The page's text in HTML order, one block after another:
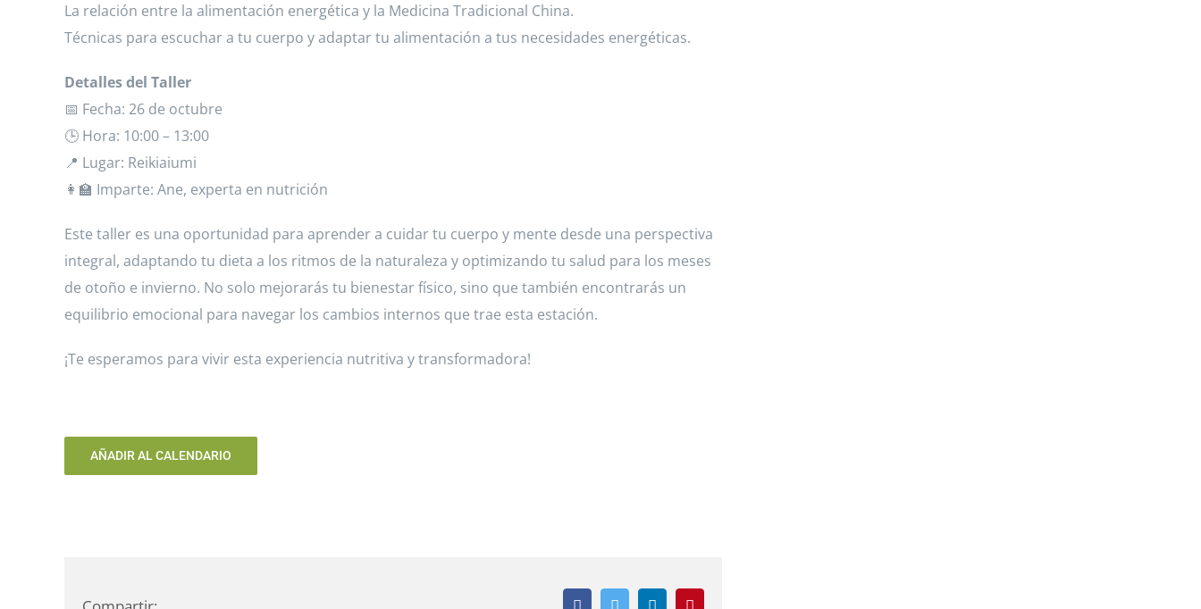
La relación entre la alimentación energética y la Medicina Tradicional China.
Técnicas para escuchar a tu cuerpo y adaptar tu alimentación a tus necesidades energéticas.
Detalles del Taller
📅 Fecha: 26 de octubre
🕒 Hora: 10:00 – 13:00
📍 Lugar: Reikiaiumi
👩‍🏫 Imparte: Ane, experta en nutrición
Este taller es una oportunidad para aprender a cuidar tu cuerpo y mente desde una perspectiva
integral, adaptando tu dieta a los ritmos de la naturaleza y optimizando tu salud para los meses
de otoño e invierno. No solo mejorarás tu bienestar físico, sino que también encontrarás un
equilibrio emocional para navegar los cambios internos que trae esta estación.
¡Te esperamos para vivir esta experiencia nutritiva y transformadora!
AÑADIR AL CALENDARIO